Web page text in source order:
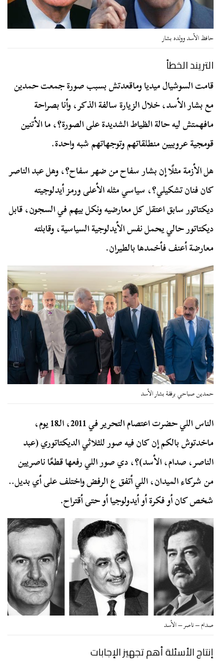
حافظ الأسد وولده بشار
التريند الخطأ
قامت السوشيال ميديا وماقعدتش بسبب صورة جمعت حمدين
مع بشار الأسد، خلال الزيارة سالفة الذكر، وأنا بصراحة
مافهمتش ليه حالة الظياط الشديدة على الصورة؟، ما الأتنين
قومجية عروبيين منطلقاتهم وتوجهاتهم شبه واحدة.
هل الأزمة مثلًا إن بشار سفاح من ضهر سفاح؟، وهل عبد الناصر
كان فنان تشكيلي؟، سياسي مثله الأعلى ورمز أيدلوجيته
ديكتاتور سابق اعتقل كل معارضيه ونكل بيهم في السجون، قابل
ديكتاتور حالي يحمل نفس الأيدلوجية السياسية، وقابلته
معارضة أعنف فأخمدها بالطيران.
حمدين صباحي برفقة بشار الأسد
الناس اللي حضرت اعتصام التحرير في 2011، الـ18 يوم،
ماخدتوش بالكم إن كان فيه صور للثلاثي الديكتاتوري (عبد
الناصر، صدام، الأسد)؟، دي صور اللي رفعها قطعًا ناصريين
من شركاء الميدان، اللي أتفق ع الرفض واختلف على أي بديل..
شخص كان أو فكرة أو أيدولوجيا أو حتى أقتراح.
صدام – ناصر – الأسد
إنتاج الأسئلة أهم تجهيز الإجابات